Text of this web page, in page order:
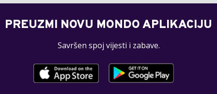
PREUZMI NOVU MONDO APLIKACIJU
Savršen spoj vijesti i zabave.